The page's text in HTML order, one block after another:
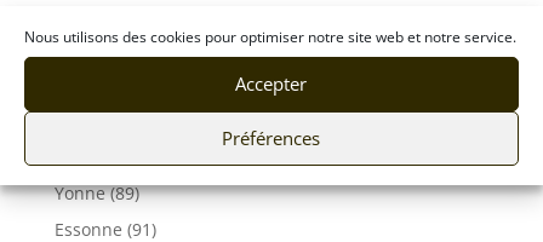
Nous utilisons des cookies pour optimiser notre site web et notre service.
Accepter
Préférences
Var (83)
Vendée (85)
Yonne (89)
Essonne (91)